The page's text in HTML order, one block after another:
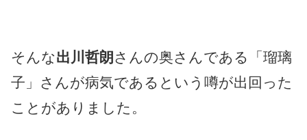
そんな出川哲朗 さんの奥さんである「瑠璃
子」さんが病気であるという噂が出回った
ことがありました。